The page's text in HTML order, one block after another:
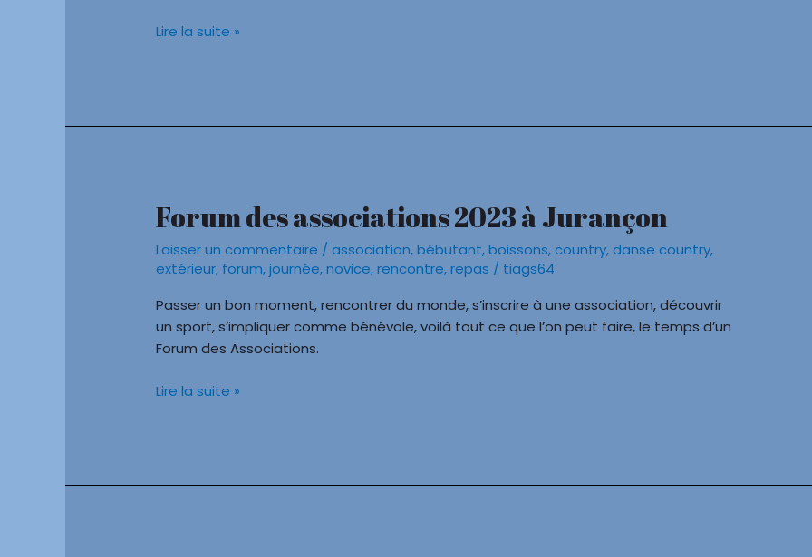
Line
Lire la suite »
Forum des associations 2023 à Jurançon
Laisser un commentaire /association,bébutant,boissons,country,danse country,
extérieur, forum,journée,novice,rencontre,repas / tiags64
Passer un bon moment, rencontrer du monde, s’inscrire à une association, découvrir
un sport, s’impliquer comme bénévole, voilà tout ce que l’on peut faire, le temps d’un
Forum des Associations.
Forum
des
associations
2023
à
Jurançon
Lire la suite »